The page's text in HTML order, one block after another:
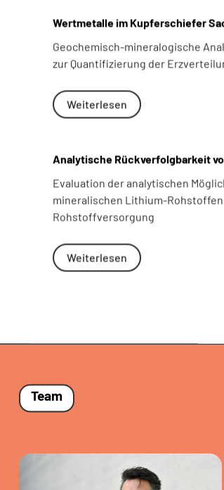
Wertmetalle im Kupferschiefer
Geochemisch-mineralogische
zur Quantifizierung der
Weiterlesen
Analytische Rückverfolgbarkeit
Evaluation der analytischen
mineralischen Lithium-
Rohstoffversorgung
Weiterlesen
Team